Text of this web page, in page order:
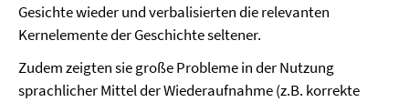
Gesichte wieder und verbalisierten die relevanten
Kernelemente der Geschichte seltener.
Zudem zeigten sie große Probleme in der Nutzung
sprachlicher Mittel der Wiederaufnahme (z.B. korrekte